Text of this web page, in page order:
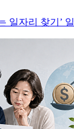
일자리 찾기’